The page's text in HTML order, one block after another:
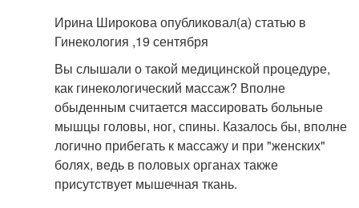
Ирина Широкова опубликовал(а) статью в
Гинекология ,19 сентября
Вы слышали о такой медицинской процедуре,
как гинекологический массаж? Вполне
обыденным считается массировать больные
мышцы головы, ног, спины. Казалось бы, вполне
логично прибегать к массажу и при "женских"
болях, ведь в половых органах также
присутствует мышечная ткань.